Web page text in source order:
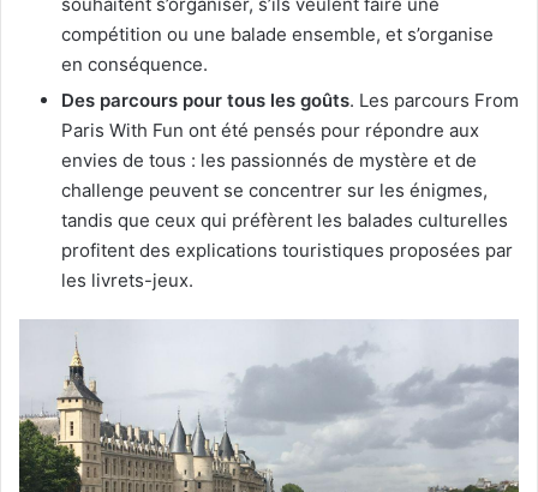
compétition ou une balade ensemble, et s’organise
en conséquence.
Des parcours pour tous les goûts. Les parcours From
Paris With Fun ont été pensés pour répondre aux
envies de tous : les passionnés de mystère et de
challenge peuvent se concentrer sur les énigmes,
tandis que ceux qui préfèrent les balades culturelles
profitent des explications touristiques proposées par
les livrets-jeux.